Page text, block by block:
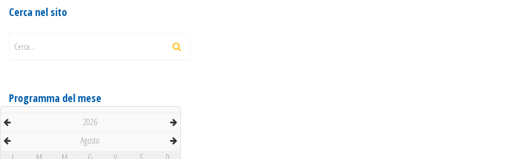
Cerca nel sito
Cerca...
Programma del mese
2026
Agosto